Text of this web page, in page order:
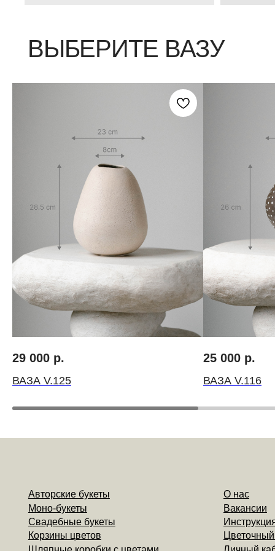
29 000 р.
ВАЗА V.125
25 000 р.
ВАЗА V.116
О нас
Авторские букеты
Вакансии
Моно-букеты
Корзины цветов
Цветочный
Контакты
Доставка
Компаниям
Свадебные букеты Инструкция по